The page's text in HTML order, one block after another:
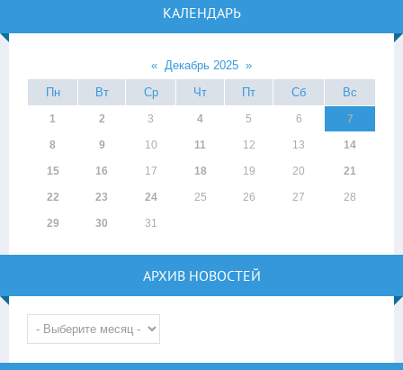
КАЛЕНДАРЬ
« Декабрь 2025 »
Пн
Вт Ср Чт Пт Сб Вс
1 2 3 4 5 6 7
8 9 10 11 12 13 14
15 16 17 18 19 20 21
22 23 24 25 26 27 28
29 30 31
АРХИВ НОВОСТЕЙ